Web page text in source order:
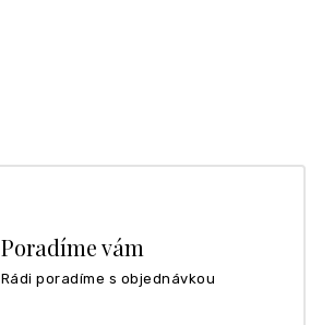
Poradíme vám
Rádi poradíme s objednávkou